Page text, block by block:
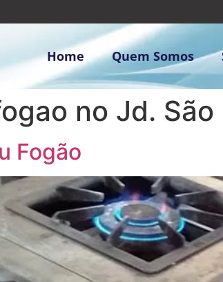
Home Quem Somos
no Jd. São
Fogão